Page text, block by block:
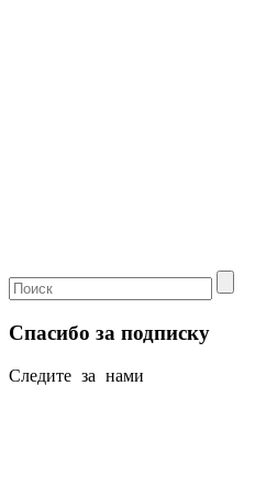
Спасибо за подписку
Следите за нами